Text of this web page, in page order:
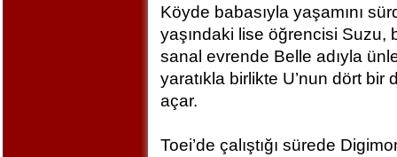
Köyde babasıyla yaşamını
yaşındaki lise öğrencisi Suzu,
sanal evrende Belle adıyla
yaratıkla birlikte U’nun dört
açar.
Toei’de çalıştığı sürede